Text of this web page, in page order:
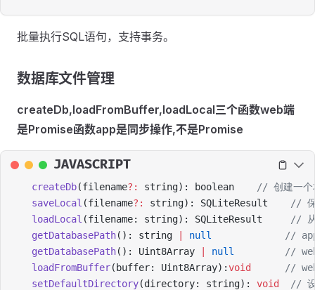
批量执行SQL语句，支持事务。
数据库文件管理
createDb,loadFromBuffer,loadLocal三个函数web端
是Promise函数app是同步操作,不是Promise
JAVASCRIPT
createDb(filename?: string): boolean
// 创建一个
saveLocal (filename?: string): SQLiteResult
// 保
loadLocal (filename: string): SQLiteResult
// 从
getDatabasePath(): string null
// app
getDatabasePath(): Uint8Array null
//
loadFromBuffer(buffer: Uint8Array):void
//
setDefaultDirectory(directory: string): void
//